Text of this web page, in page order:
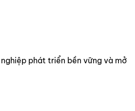
phát triển bền vững và mở